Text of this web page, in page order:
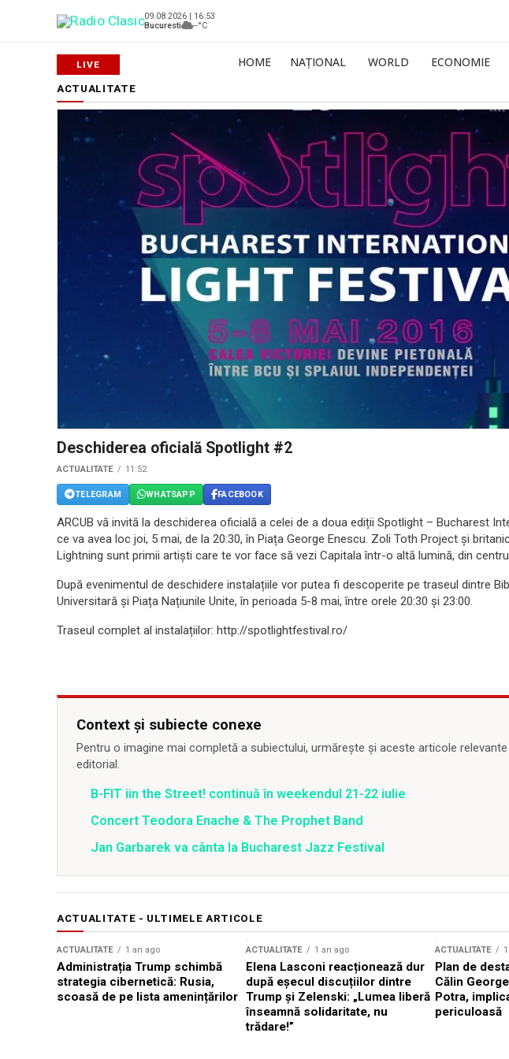
09.08.2026 | 16:53
Bucuresti
--°C
HOME NAȚIONAL WORLD ECONOMIE
ACTUALITATE
Deschiderea oficială Spotlight #2
ACTUALITATE 11:52
TELEGRAM WHATSAPP FACEBOOK
ARCUB vă invită la deschiderea oficială a celei de a doua ediții Spotlight – Bucharest
ce va avea loc joi, 5 mai, de la 20:30, în Piața George Enescu. Zoli Toth Project și
Lightning sunt primii artiști care te vor face să vezi Capitala într-o altă lumină, din
După evenimentul de deschidere instalațiile vor putea fi descoperite pe traseul dintre
Universitară și Piața Națiunile Unite, în perioada 5-8 mai, între orele 20:30 și 23:00.
Traseul complet al instalațiilor: http://spotlightfestival.ro/
Context și subiecte conexe
Pentru o imagine mai completă a subiectului, urmărește și aceste articole
editorial.
B-FIT iin the Street! continuă în weekendul 21-22 iulie
Concert Teodora Enache & The Prophet Band
Jan Garbarek va cânta la Bucharest Jazz Festival
ACTUALITATE - ULTIMELE ARTICOLE
ACTUALITATE 1 an ago
Administrația Trump schimbă
strategia cibernetică: Rusia,
scoasă de pe lista amenințărilor
ACTUALITATE 1 an ago
Elena Lasconi reacționează dur
după eșecul discuțiilor dintre
Trump și Zelenski: „Lumea liberă
înseamnă solidaritate, nu
trădare!”
ACTUALITATE
Plan de
Călin
Potra,
periculoasă